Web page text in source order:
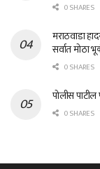
0 SHARES
मराठवाडा
सर्वात मोठा
0 SHARES
पोलीस
0 SHARES